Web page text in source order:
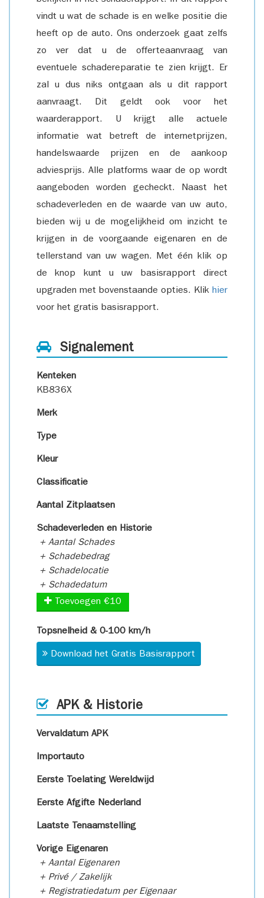
vindt u wat de schade is en welke positie die
heeft op de auto. Ons onderzoek gaat zelfs
zo ver dat u de offerteaanvraag van
eventuele schadereparatie te zien krijgt. Er
zal u dus niks ontgaan als u dit rapport
aanvraagt. Dit geldt ook voor het
waarderapport. U krijgt alle actuele
informatie wat betreft de internetprijzen,
handelswaarde prijzen en de aankoop
adviesprijs. Alle platforms waar de op wordt
aangeboden worden gecheckt. Naast het
schadeverleden en de waarde van uw auto,
bieden wij u de mogelijkheid om inzicht te
krijgen in de voorgaande eigenaren en de
tellerstand van uw wagen. Met één klik op
de knop kunt u uw basisrapport direct
upgraden met bovenstaande opties. Klik hier
voor het gratis basisrapport.
Signalement
Kenteken
KB836X
Merk
Type
Kleur
Classificatie
Aantal Zitplaatsen
Schadeverleden en Historie
+ Aantal Schades
+ Schadebedrag
+ Schadelocatie
+ Schadedatum
Toevoegen €10
Topsnelheid & 0-100 km/h
Download het Gratis Basisrapport
APK & Historie
Vervaldatum APK
Importauto
Eerste Toelating Wereldwijd
Eerste Afgifte Nederland
Laatste Tenaamstelling
Vorige Eigenaren
+ Aantal Eigenaren
+ Privé / Zakelijk
+ Registratiedatum per Eigenaar